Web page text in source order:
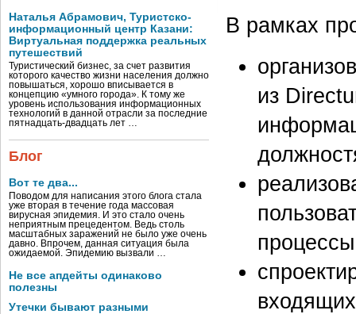
Наталья Абрамович, Туристско-
информационный центр Казани:
Виртуальная поддержка реальных
путешествий
Туристический бизнес, за счет развития
которого качество жизни населения должно
повышаться, хорошо вписывается в
концепцию «умного города». К тому же
уровень использования информационных
технологий в данной отрасли за последние
пятнадцать-двадцать лет …
Блог
Вот те два...
Поводом для написания этого блога стала
уже вторая в течение года массовая
вирусная эпидемия. И это стало очень
неприятным прецедентом. Ведь столь
масштабных заражений не было уже очень
давно. Впрочем, данная ситуация была
ожидаемой. Эпидемию вызвали …
Не все апдейты одинаково
полезны
Утечки бывают разными
В рамках
из